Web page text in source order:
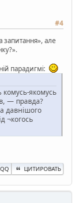
#4
запитання», але
парадигмі:
комусь-якомусь
— правда?
давнішого
¬когось
QQ ЦИТИРОВАТЬ